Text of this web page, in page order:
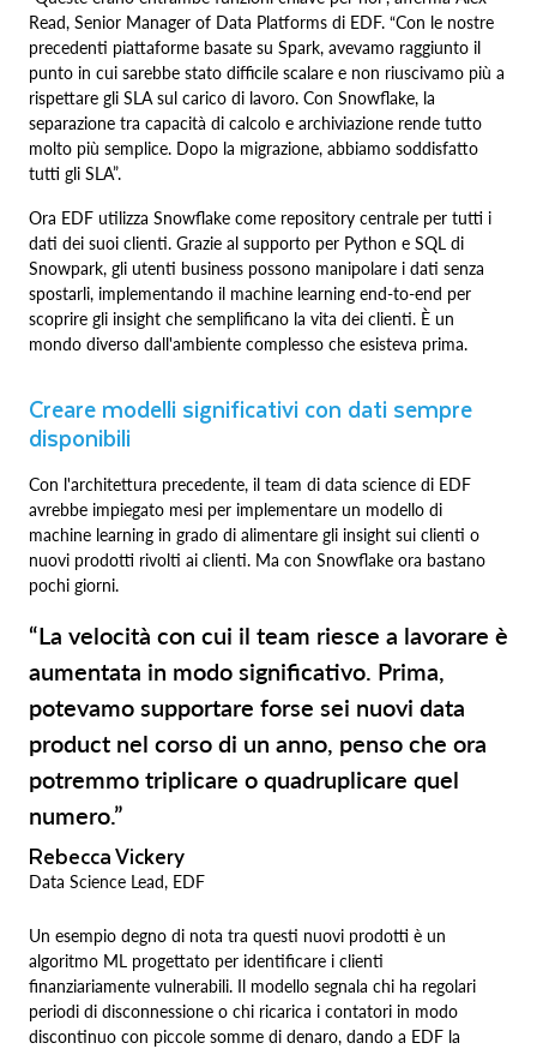
Read, Senior Manager of Data Platforms di EDF. “Con le nostre
precedenti piattaforme basate su Spark, avevamo raggiunto il
punto in cui sarebbe stato difficile scalare e non riuscivamo più a
rispettare gli SLA sul carico di lavoro. Con Snowflake, la
separazione tra capacità di calcolo e archiviazione rende tutto
molto più semplice. Dopo la migrazione, abbiamo soddisfatto
tutti gli SLA”.
Ora EDF utilizza Snowflake come repository centrale per tutti i
dati dei suoi clienti. Grazie al supporto per Python e SQL di
Snowpark, gli utenti business possono manipolare i dati senza
spostarli, implementando il machine learning end-to-end per
scoprire gli insight che semplificano la vita dei clienti. È un
mondo diverso dall'ambiente complesso che esisteva prima.
Creare modelli significativi con dati sempre
disponibili
Con l'architettura precedente, il team di data science di EDF
avrebbe impiegato mesi per implementare un modello di
machine learning in grado di alimentare gli insight sui clienti o
nuovi prodotti rivolti ai clienti. Ma con Snowflake ora bastano
pochi giorni.
“La velocità con cui il team riesce a lavorare è
aumentata in modo significativo. Prima,
potevamo supportare forse sei nuovi data
product nel corso di un anno, penso che ora
potremmo triplicare o quadruplicare quel
numero.”
Rebecca Vickery
Data Science Lead, EDF
Un esempio degno di nota tra questi nuovi prodotti è un
algoritmo ML progettato per identificare i clienti
finanziariamente vulnerabili. Il modello segnala chi ha regolari
periodi di disconnessione o chi ricarica i contatori in modo
discontinuo con piccole somme di denaro, dando a EDF la